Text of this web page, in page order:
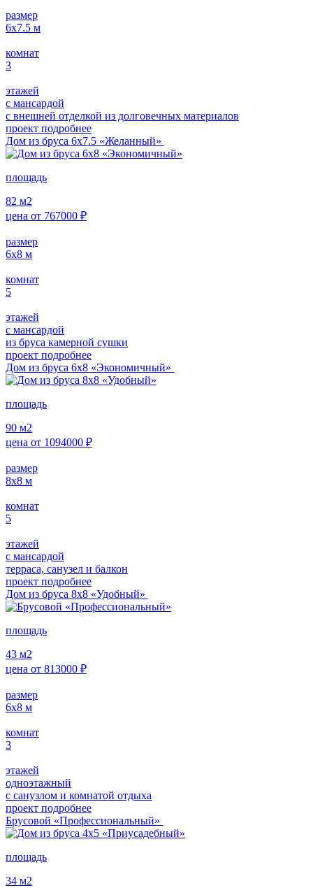
размер
6х7.5 м
комнат
3
этажей
с мансардой
с внешней отделкой из долговечных материалов
проект подробнее
Дом из бруса 6х7.5 «Желанный»
площадь
82 м2
цена от 767000 ₽
размер
6х8 м
комнат
5
этажей
с мансардой
из бруса камерной сушки
проект подробнее
Дом из бруса 6х8 «Экономичный»
площадь
90 м2
цена от 1094000 ₽
размер
8х8 м
комнат
5
этажей
с мансардой
терраса, санузел и балкон
проект подробнее
Дом из бруса 8х8 «Удобный»
площадь
43 м2
цена от 813000 ₽
размер
6х8 м
комнат
3
этажей
одноэтажный
с санузлом и комнатой отдыха
проект подробнее
Брусовой «Профессиональный»
площадь
34 м2